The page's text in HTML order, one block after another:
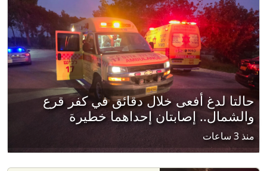
حالتا لدغ أفعى خلال دقائق في كفر قرع
والشمال.. إصابتان إحداهما خطيرة
منذ 3 ساعات